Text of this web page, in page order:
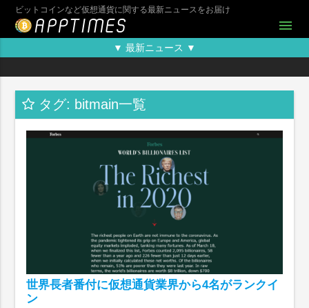
ビットコインなど仮想通貨に関する最新ニュースをお届け
menu
▼ 最新ニュース ▼
タグ: bitmain一覧
世界長者番付に仮想通貨業界から4名がランクイ
ン